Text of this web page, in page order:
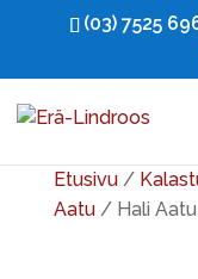
(03) 7525
Etusivu/
Aatu/ Hali Aatu